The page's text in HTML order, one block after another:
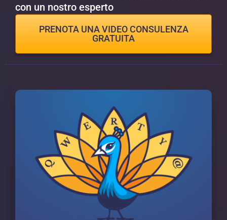
con un nostro esperto
PRENOTA UNA VIDEO CONSULENZA
GRATUITA